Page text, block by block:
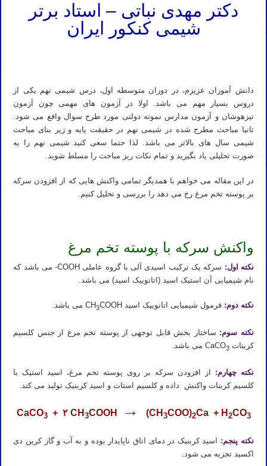
دکتر مهدی نباتی – استاد برتر
شیمی کنکور ایران
دانش آموزان عزیزم، در دوران متوسطه اول، درس شیمی نهم یکی از
دروس بسیار مهم می باشد. اولا در آزمون های مهمی چون آزمون
تیزهوشان و آزمون مدارس نمونه دولتی مورد طرح سوال واقع می شود.
ثانیا مباحث مطرح شده در شیمی نهم در حقیقت پایه و زیر بنای مباحث
شیمی سال های بالاتر می باشد. لذا حتما سعی کنید شیمی نهم را به
صورت تحلیلی یاد بگیرید و تمام نکات ریز مباحث را مسلط شوید.
در این مقاله می خواهم با همدیگر تمامی واکنش هایی که از افزودن سرکه
بر پوسته تخم مرغ رخ می دهد را بررسی و تحلیل کنیم.
واکنش سرکه با پوسته تخم مرغ
نکته اول:
سرکه یک ترکیب اسیدی آلی با گروه عاملی COOH- می باشد که
نام شیمیایی آن استیک اسید (اتانوییک اسید) می باشد.
نکته دوم: فرمول شیمیایی اتانوییک اسید CH 3COOH می باشد.
نکته سوم: ساختار بخش قابل توجهی از پوسته تخم مرغ از جنس کلسیم
کربنات CaCO3 می باشد.
نکته چهارم: از افزودن سرکه بر روی پوسته تخم مرغ، اسید استیک با
کلسیم کربنات واکنش داده و کلسیم استات و اسید کربنیک تولید می کند.
CaCO3+ ۲ CH 3COOH → (CH 3COO)2Ca + H 2CO3
نکته پنجم: اسید کربنیک در دمای اتاق ناپایدار بوده و به آب و گاز کربن دی
اکسید تجزیه می شود.